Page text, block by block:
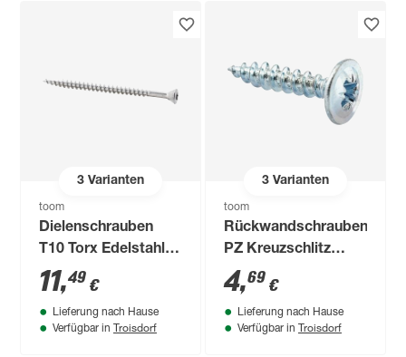
3Varianten
toom
Dielenschrauben
T10 Torx Edelstahl
3,2 x 50 mm 100
Stück
11,49 €
Lieferung nach Hause
Verfügbar in Troisdorf
3Varianten
toom
Rückwandschrauben
PZ Kreuzschlitz
Stahl 4,0 x 20 mm 30
Stück
4,69 €
Lieferung nach Hause
Verfügbar in Troisdorf